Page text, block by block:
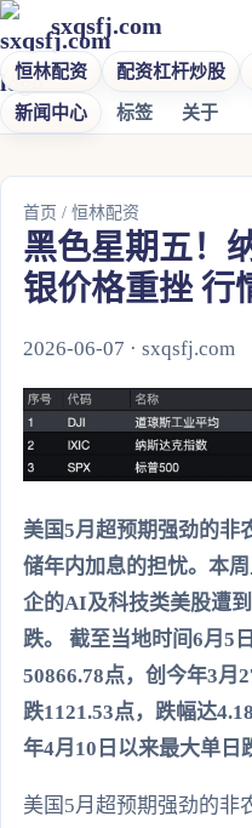
sxqsfj.com
恒林配资 配资杠杆炒股
新闻中心 标签 关于
首页 / 恒林配资
黑色星期五！
银价格重挫 行
2026-06-07 · sxqsfj.com
美国5月超预期强劲的非
储年内加息的担忧。本
企的AI及科技类美股遭
跌。 截至当地时间6月5
50866.78点，创今年3月
跌1121.53点，跌幅达
年4月10日以来最大单日
美国5月超预期强劲的非